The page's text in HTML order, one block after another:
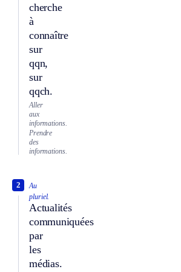
cherche
à
connaître
sur
qqn,
sur
qqch.
Aller
aux
informations.
Prendre
des
informations.
Au
pluriel.
Actualités
communiquées
par
les
médias.
2